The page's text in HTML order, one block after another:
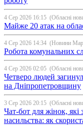
4 Сер 2026 16:15 (Обласні
Майже 20 атак на
4 Сер 2026 14:34 (Новини
Робота комунальних
4 Сер 2026 02:05 (Обласні
Четверо людей
на Дніпропетровщину
3 Сер 2026 20:15 (Обласні
Чат-бот для жінок,
насильства: як